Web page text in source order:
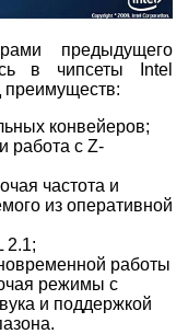
предыдущего
в чипсеты Intel
преимуществ:
конвейеров;
работа с Z-
частота и
из оперативной
2.1;
работы
режимы с
и поддержкой